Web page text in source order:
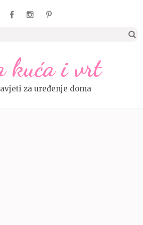
kuća i vrt
za uređenje doma